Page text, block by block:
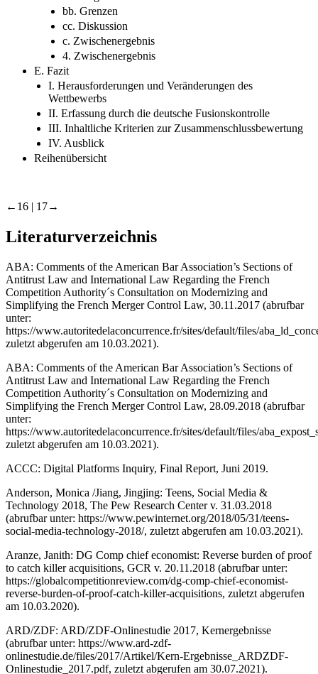
bb. Grenzen
cc. Diskussion
c. Zwischenergebnis
4. Zwischenergebnis
E. Fazit
I. Herausforderungen und Veränderungen des
Wettbewerbs
II. Erfassung durch die deutsche Fusionskontrolle
III. Inhaltliche Kriterien zur Zusammenschlussbewertung
IV. Ausblick
Reihenübersicht
←16 | 17→
Literaturverzeichnis
ABA: Comments of the American Bar Association’s Sections of
Antitrust Law and International Law Regarding the French
Competition Authority´s Consultation on Modernizing and
Simplifying the French Merger Control Law, 30.11.2017 (abrufbar
unter:
https://www.autoritedelaconcurrence.fr/sites/default/files/
zuletzt abgerufen am 10.03.2021).
ABA: Comments of the American Bar Association’s Sections of
Antitrust Law and International Law Regarding the French
Competition Authority´s Consultation on Modernizing and
Simplifying the French Merger Control Law, 28.09.2018 (abrufbar
unter:
https://www.autoritedelaconcurrence.fr/sites/default/files/
zuletzt abgerufen am 10.03.2021).
ACCC: Digital Platforms Inquiry, Final Report, Juni 2019.
Anderson, Monica /Jiang, Jingjing: Teens, Social Media &
Technology 2018, The Pew Research Center v. 31.03.2018
(abrufbar unter: https://www.pewinternet.org/2018/05/31/teens-
social-media-technology-2018/, zuletzt abgerufen am 10.03.2021).
Aranze, Janith: DG Comp chief economist: Reverse burden of proof
to catch killer acquisitions, GCR v. 20.11.2018 (abrufbar unter:
https://globalcompetitionreview.com/dg-comp-chief-economist-
reverse-burden-of-proof-catch-killer-acquisitions, zuletzt abgerufen
am 10.03.2020).
ARD/ ZDF: ARD/ZDF-Onlinestudie 2017, Kernergebnisse
(abrufbar unter: https://www.ard-zdf-
onlinestudie.de/files/2017/Artikel/Kern-Ergebnisse_ARDZDF-
Onlinestudie_2017.pdf, zuletzt abgerufen am 30.07.2021).